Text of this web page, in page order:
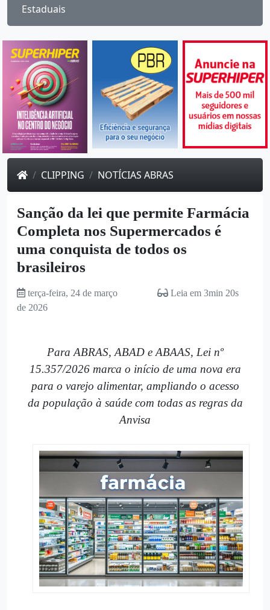
Estaduais
CLIPPING NOTÍCIAS ABRAS
Sanção da lei que permite Farmácia
Completa nos Supermercados é
uma conquista de todos os
brasileiros
terça-feira, 24 de março
de 2026
Leia em 3min 20s
Para ABRAS, ABAD e ABAAS, Lei nº
15.357/2026 marca o início de uma nova era
para o varejo alimentar, ampliando o acesso
da população à saúde com todas as regras da
Anvisa